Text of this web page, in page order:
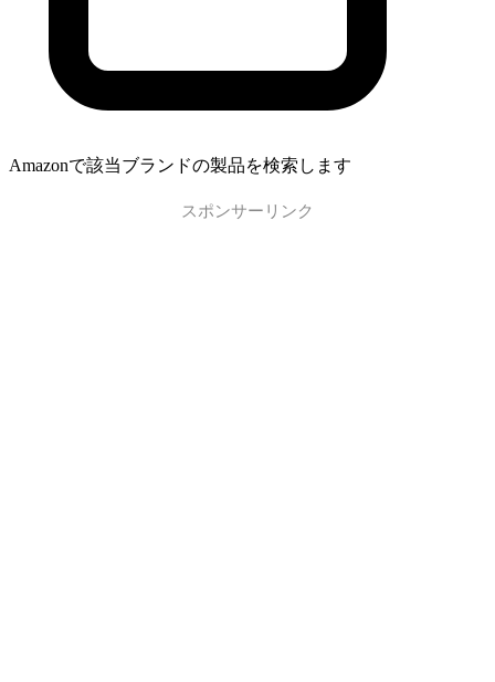
Amazonで該当ブランドの製品を検索します
スポンサーリンク